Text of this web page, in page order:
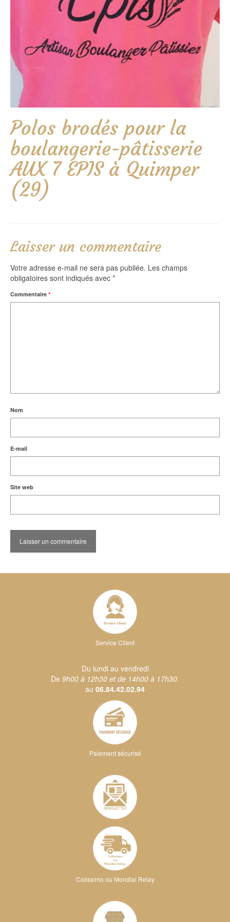
Polos brodés pour la
boulangerie-pâtisserie
AUX 7 EPIS à Quimper
(29)
Laisser un commentaire
Votre adresse e-mail ne sera pas publiée. Les champs
obligatoires sont indiqués avec *
Commentaire *
Nom
E-mail
Site web
Service Client
Du lundi au vendredi
De 9h00 à 12h30 et de 14h00 à 17h30.
au 06.84.42.02.94
Paiement sécurisé
Colissimo ou Mondial Relay